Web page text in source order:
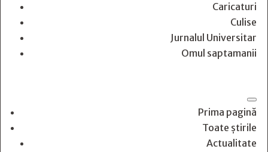
Caricaturi
Culise
Jurnalul Universitar
Omul saptamanii
Prima pagină
Toate știrile
Actualitate